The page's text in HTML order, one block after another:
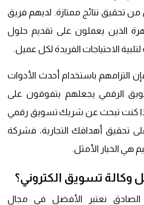
تحقيق نتائج ممتازة. لديهم فريق
الذين يعملون على تقديم حلول
الاحتياجات الفريدة لكل عميل.
التزامهم باستخدام أحدث الأدوات
الرقمي يجعلهم يتفوقون على
كنت تبحث عن شريك تسويق رقمي
تحقيق أهدافك التجارية، فشركة
هي الخيار الأمثل.
وكالة تسويق الكتروني؟
نعتبر الأفضل في مجال